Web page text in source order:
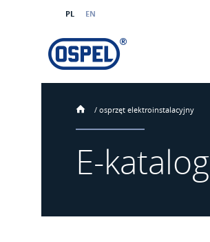
PL EN
/ osprzęt elektroinstalacyjny
E-katalog